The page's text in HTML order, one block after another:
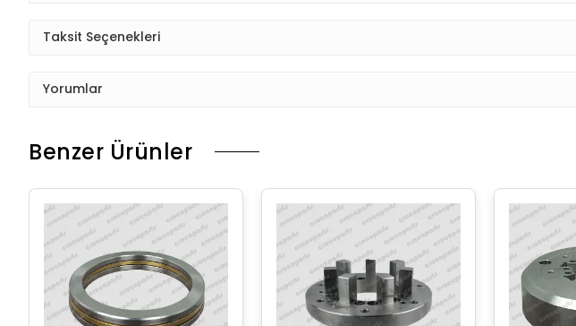
Taksit Seçenekleri
Yorumlar
Benzer Ürünler